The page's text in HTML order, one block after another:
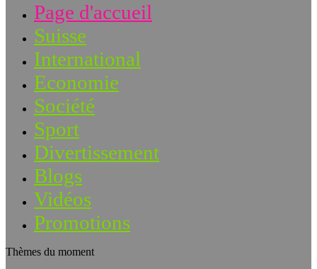
Page d'accueil
Suisse
International
Economie
Société
Sport
Divertissement
Blogs
Vidéos
Promotions
Thèmes du moment